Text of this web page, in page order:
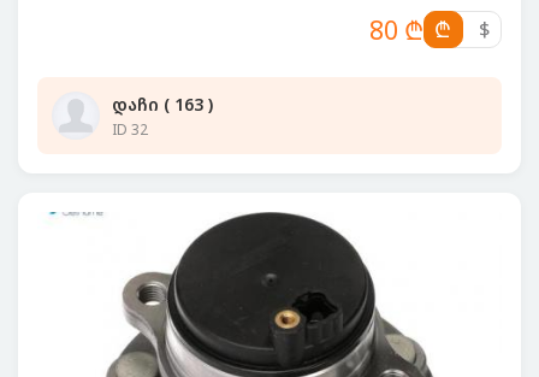
80 ₾ ₾ $
დაჩი ( 163 )
ID 32